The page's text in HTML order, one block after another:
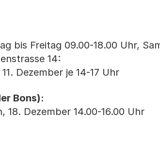
bis Freitag 09.00-18.00 Uhr,
14:
Dezember je 14-17 Uhr
Bons):
Dezember 14.00-16.00 Uhr